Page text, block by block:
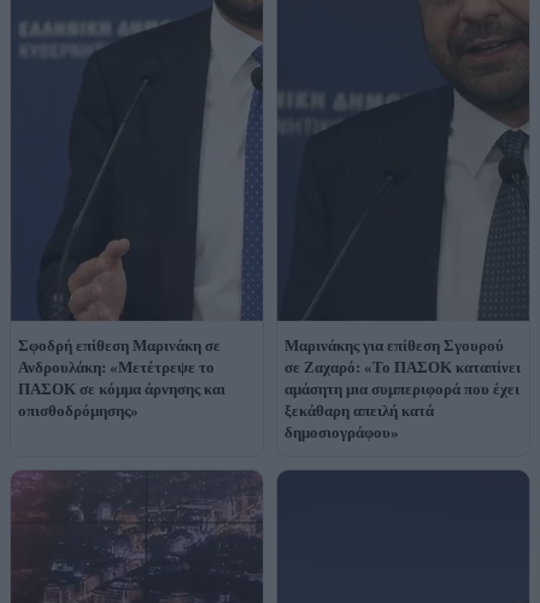
Σφοδρή επίθεση Μαρινάκη σε
Ανδρουλάκη: «Μετέτρεψε το
ΠΑΣΟΚ σε κόμμα άρνησης και
οπισθοδρόμησης»
Μαρινάκης για επίθεση Σγουρού
σε Ζαχαρό: «Το ΠΑΣΟΚ καταπίνει
αμάσητη μια συμπεριφορά που έχει
ξεκάθαρη απειλή κατά
δημοσιογράφου»